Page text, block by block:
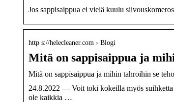
Jos sappisaippua ei vielä kuulu
http s://helecleaner.com › Blogi
Mitä on sappisaippua ja
Mitä on sappisaippua ja mihin tahroihin se
24.8.2022 — Voit toki kokeilla myös suihketta
ole kaikkia …